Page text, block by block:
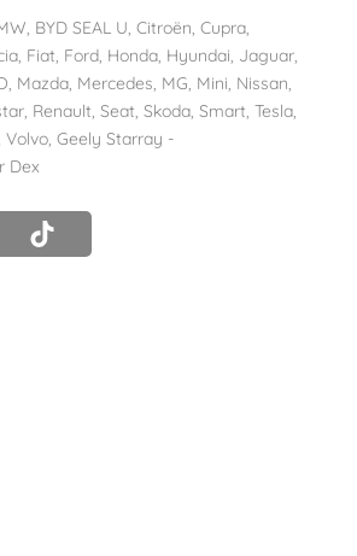
, BYD SEAL U,Citroën,Cupra,
, Fiat, Ford, Honda, Hyundai, Jaguar,
, Mazda, Mercedes, MG, Mini, Nissan,
, Renault,Seat,Skoda,Smart,Tesla,
Volvo,Geely Starray -
Dex